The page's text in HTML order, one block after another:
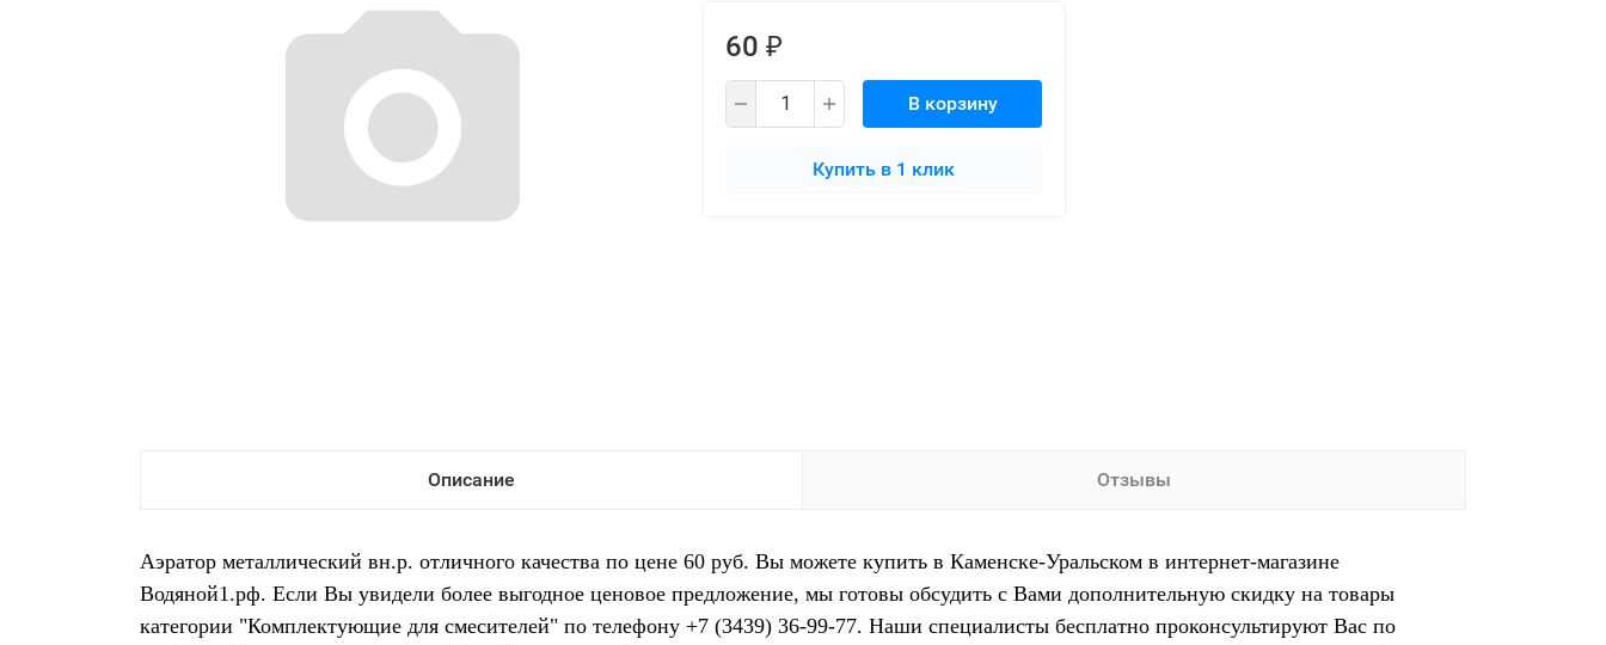
60 ₽
В корзину
Купить в 1 клик
Описание Отзывы
Аэратор металлический вн.р. отличного качества по цене 60 руб. Вы можете купить в Каменске-Уральском в интернет-магазине
Водяной1.рф. Если Вы увидели более выгодное ценовое предложение, мы готовы обсудить с Вами дополнительную скидку на товары
категории "Комплектующие для смесителей" по телефону +7 (3439) 36-99-77. Наши специалисты бесплатно проконсультируют Вас по